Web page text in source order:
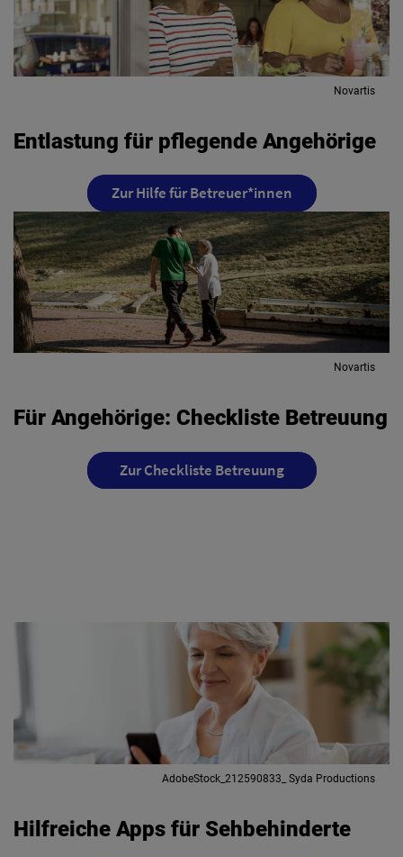
Novartis
Entlastung für pflegende Angehörige
Zur Hilfe für Betreuer*innen
Novartis
Für Angehörige: Checkliste Betreuung
Zur Checkliste Betreuung
AdobeStock_212590833_ Syda Productions
Hilfreiche Apps für Sehbehinderte